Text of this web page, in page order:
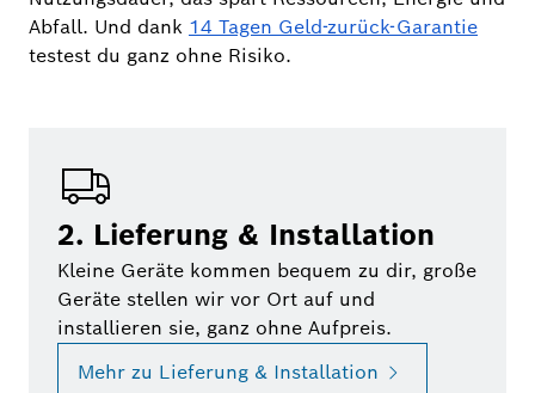
Abfall. Und dank 14 Tagen Geld-zurück-Garantie
testest du ganz ohne Risiko.
2. Lieferung & Installation
Kleine Geräte kommen bequem zu dir, große
Geräte stellen wir vor Ort auf und
installieren sie, ganz ohne Aufpreis.
Mehr zu Lieferung & Installation